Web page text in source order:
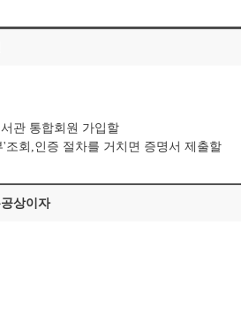
관 통합회원 가입할
조회,인증 절차를 거치면 증명서 제출할
상이자